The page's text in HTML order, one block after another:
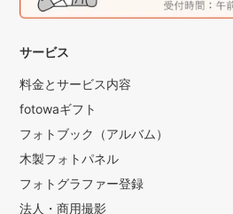
サービス
料金とサービス内容
fotowaギフト
フォトブック（アルバム）
木製フォトパネル
フォトグラファー登録
法人・商用撮影